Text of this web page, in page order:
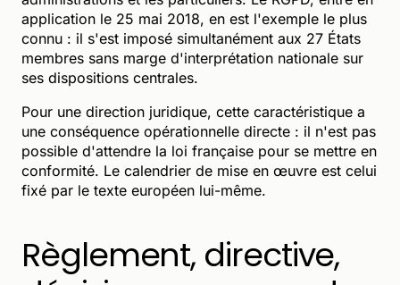
application le 25 mai 2018, en est l'exemple le plus
connu : il s'est imposé simultanément aux 27 États
membres sans marge d'interprétation nationale sur
ses dispositions centrales.
Pour une direction juridique, cette caractéristique a
une conséquence opérationnelle directe : il n'est pas
possible d'attendre la loi française pour se mettre en
conformité. Le calendrier de mise en œuvre est celui
fixé par le texte européen lui-même.
Règlement, directive,